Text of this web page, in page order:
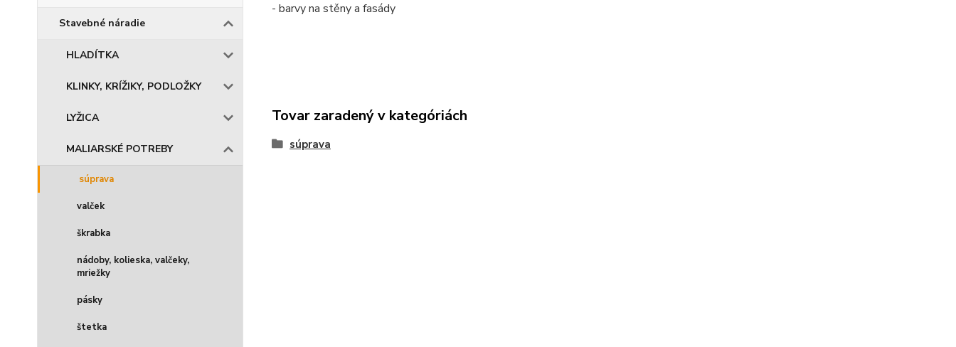
Stavebné náradie
HLADÍTKA
KLINKY, KRÍŽIKY, PODLOŽKY
LYŽICA
MALIARSKÉ POTREBY
súprava
valček
škrabka
nádoby, kolieska, valčeky,
mriežky
pásky
štetka
- barvy na stěny a fasády
Tovar zaradený v kategóriách
súprava